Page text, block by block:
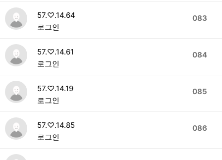
083
57.♡.14.64
로그인
084
57.♡.14.61
로그인
085
57.♡.14.19
로그인
086
57.♡.14.85
로그인